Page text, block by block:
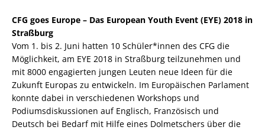
CFG goes Europe – Das European Youth Event (EYE) 2018 in
Straßburg
Vom 1. bis 2. Juni hatten 10 Schüler*innen des CFG die
Möglichkeit, am EYE 2018 in Straßburg teilzunehmen und
mit 8000 engagierten jungen Leuten neue Ideen für die
Zukunft Europas zu entwickeln. Im Europäischen Parlament
konnte dabei in verschiedenen Workshops und
Podiumsdiskussionen auf Englisch, Französisch und
Deutsch bei Bedarf mit Hilfe eines Dolmetschers über die